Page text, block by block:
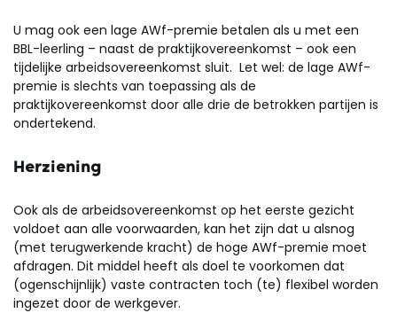
U mag ook een lage AWf-premie betalen als u met een
BBL-leerling – naast de praktijkovereenkomst – ook een
tijdelijke arbeidsovereenkomst sluit. Let wel: de lage AWf-
premie is slechts van toepassing als de
praktijkovereenkomst door alle drie de betrokken partijen is
ondertekend.
Herziening
Ook als de arbeidsovereenkomst op het eerste gezicht
voldoet aan alle voorwaarden, kan het zijn dat u alsnog
(met terugwerkende kracht) de hoge AWf-premie moet
afdragen. Dit middel heeft als doel te voorkomen dat
(ogenschijnlijk) vaste contracten toch (te) flexibel worden
ingezet door de werkgever.